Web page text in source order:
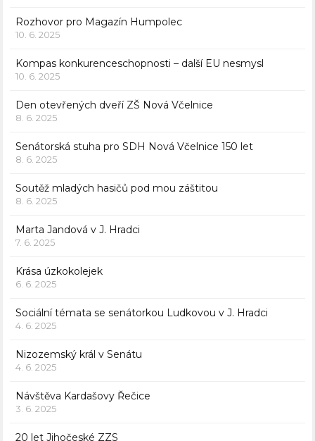
Rozhovor pro Magazín Humpolec
10. 6. 2025
Kompas konkurenceschopnosti – další EU nesmysl
10. 6. 2025
Den otevřených dveří ZŠ Nová Včelnice
8. 6. 2025
Senátorská stuha pro SDH Nová Včelnice 150 let
8. 6. 2025
Soutěž mladých hasičů pod mou záštitou
8. 6. 2025
Marta Jandová v J. Hradci
7. 6. 2025
Krása úzkokolejek
6. 6. 2025
Sociální témata se senátorkou Ludkovou v J. Hradci
4. 6. 2025
Nizozemský král v Senátu
4. 6. 2025
Návštěva Kardašovy Řečice
3. 6. 2025
20 let Jihočeské ZZS